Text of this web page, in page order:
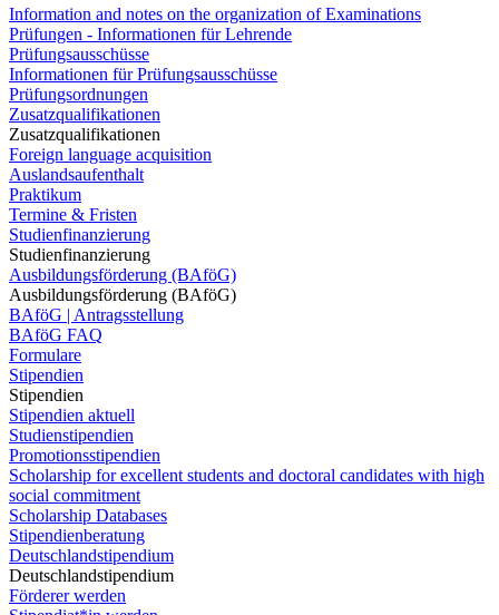
Information and notes on the organization of Examinations
Prüfungen - Informationen für Lehrende
Prüfungsausschüsse
Informationen für Prüfungsausschüsse
Prüfungsordnungen
Zusatzqualifikationen
Zusatzqualifikationen
Foreign language acquisition
Auslandsaufenthalt
Praktikum
Termine & Fristen
Studienfinanzierung
Studienfinanzierung
Ausbildungsförderung (BAföG)
Ausbildungsförderung (BAföG)
BAföG | Antragsstellung
BAföG FAQ
Formulare
Stipendien
Stipendien
Stipendien aktuell
Studienstipendien
Promotionsstipendien
Scholarship for excellent students and doctoral candidates with high
social commitment
Scholarship Databases
Stipendienberatung
Deutschlandstipendium
Deutschlandstipendium
Förderer werden